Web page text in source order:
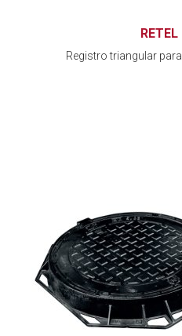
Registro triangular